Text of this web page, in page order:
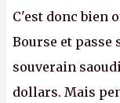
C'est donc bien
Bourse et passe
souverain
dollars. Mais